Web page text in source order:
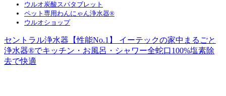
ウルオ炭酸スパタブレット
ペット専用わんにゃん浄水器®
ウルオショップ
セントラル浄水器【性能No.1】 イーテックの家中まるごと
浄水器®でキッチン・お風呂・シャワー全蛇口100%塩素除
去で快適